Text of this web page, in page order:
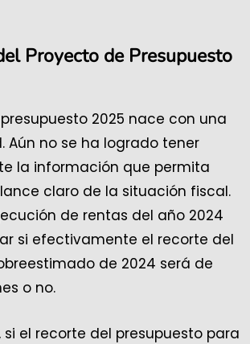
Proyecto de Presupuesto
2025 nace con una
Aún no se ha logrado tener
la información que permita
claro de la situación fiscal.
de rentas del año 2024
si efectivamente el recorte del
de 2024 será de
o no.
si el recorte del presupuesto para